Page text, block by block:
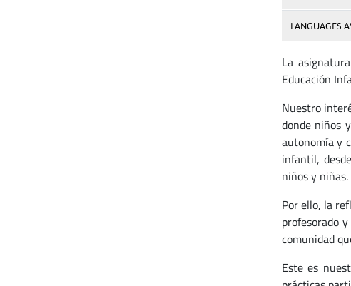
LANGUAGES
La
Educación
Nuestro
donde niños
autonomía y
infantil,
niños y niñas.
Por ello, la
profesorado
comunidad
Este es